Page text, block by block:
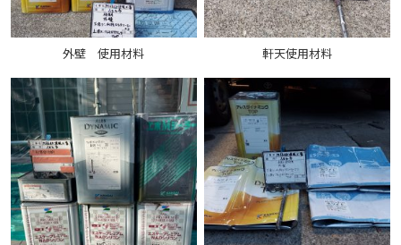
外壁 使用材料 軒天使用材料